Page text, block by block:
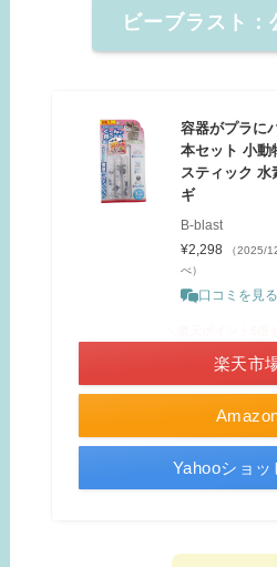
ビーブラスト：
容器がプラに
本セット 小動
スティック 水
ギ
B-blast
¥2,298
（2025/
べ）
口コミを見る
楽天市
Yahooショッ